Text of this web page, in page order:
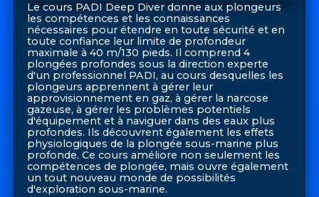
Le cours PADI Deep Diver donne aux plongeurs
les compétences et les connaissances
nécessaires pour étendre en toute sécurité et en
toute confiance leur limite de profondeur
maximale à 40 m/130 pieds. Il comprend 4
plongées profondes sous la direction experte
d'un professionnel PADI, au cours desquelles les
plongeurs apprennent à gérer leur
approvisionnement en gaz, à gérer la narcose
gazeuse, à gérer les problèmes potentiels
d'équipement et à naviguer dans des eaux plus
profondes. Ils découvrent également les effets
physiologiques de la plongée sous-marine plus
profonde. Ce cours améliore non seulement les
compétences de plongée, mais ouvre également
un tout nouveau monde de possibilités
d'exploration sous-marine.